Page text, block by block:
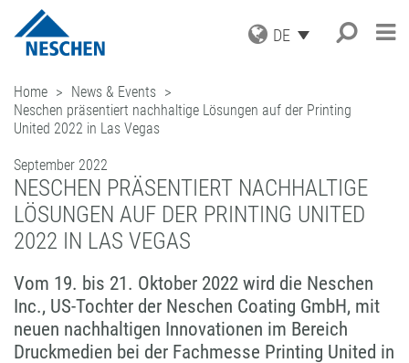
DE
PRODUKTE
GRAFISCHE MEDIEN
DRUCKMEDIEN
SCHUTZFOLIEN
AUFZIEHFOLIEN
(LAMINATOREN)
BUCHSCHUTZ UND -REPARATUR
BUCHSCHUTZFOLIEN
REPARATURBÄNDER
VERARBEITUNGSGERÄTE
ZUBEHÖR
INDUSTRIAL APPLICATIONS
ANWENDUNGEN
ORIGINAL
GREEN GRAPHICS – PVC-FREIE
MEDIEN
RETAIL GRAPHICS
BASTELN & HOBBY
DOWNLOADS
ICC PROFILE / PARTNER
MUSTERBESTELLUNG
PRESSE
AKTUELLES
NEWS
BLOG
ANMELDUNG ZUM NEWSLETTER
UNTERNEHMEN
GESCHÄFTSBEREICHE
FILMOLUX GROUP
MISSION
GESCHICHTE
EINKAUF
QUALITÄTSSICHERUNG
KARRIERE
KONTAKT
ADRESSE
ANFRAGE
ANSPRECHPARTNER
Home
News & Events
Neschen präsentiert nachhaltige Lösungen auf der Printing
United 2022 in Las Vegas
September 2022
NESCHEN PRÄSENTIERT NACHHALTIGE
LÖSUNGEN AUF DER PRINTING UNITED
2022 IN LAS VEGAS
Vom 19. bis 21. Oktober 2022 wird die Neschen
Inc., US-Tochter der Neschen Coating GmbH, mit
neuen nachhaltigen Innovationen im Bereich
Druckmedien bei der Fachmesse Printing United in